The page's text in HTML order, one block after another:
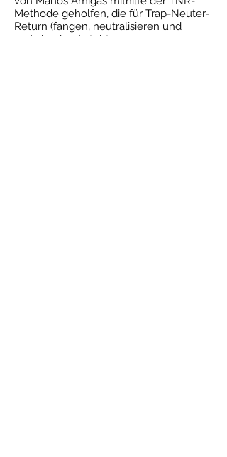
Methode geholfen, die für Trap-Neuter-
Return (fangen, neutralisieren und
zurückgeben) steht.